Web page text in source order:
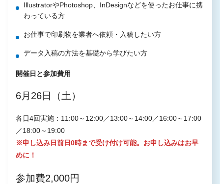
IllustratorやPhotoshop、InDesignなどを使ったお仕事に携
わっている方
お仕事で印刷物を業者へ依頼・入稿したい方
データ入稿の方法を基礎から学びたい方
開催日と参加費用
6月26日（土）
各日4回実施：11:00～12:00／13:00～14:00／16:00～17:00
／18:00～19:00
※申し込み日前日0時まで受け付け可能。お申し込みはお早
めに！
参加費2,000円